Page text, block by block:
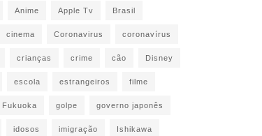
Anime Apple Tv Brasil
cinema Coronavirus coronavírus
crianças crime cão Disney
escola estrangeiros filme
Fukuoka golpe governo japonês
idosos imigração Ishikawa